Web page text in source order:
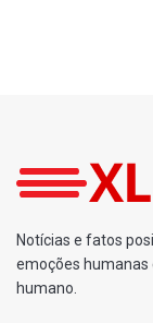
Notícias e fatos
emoções humanas
humano.